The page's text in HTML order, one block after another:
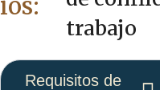
ios:
trabajo
Requisitos de